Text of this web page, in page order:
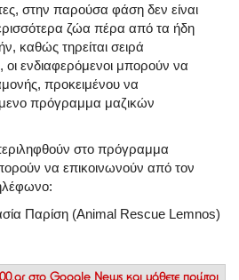
στην παρούσα φάση δεν είναι
ζώα πέρα από τα ήδη
καθώς τηρείται σειρά
ενδιαφερόμενοι μπορούν να
προκειμένου να
πρόγραμμα μαζικών
στο πρόγραμμα
να επικοινωνούν από τον
Παρίση (Animal Rescue Lemnos)